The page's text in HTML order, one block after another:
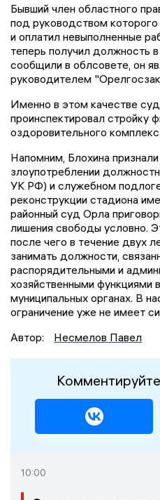
Бывший член областного
под руководством
и оплатил невыполненные
теперь получил должность
сообщили в облсовете, он
руководителем
Именно в этом качестве
проинспектировал стройку
оздоровительного
Напомним, Блохина
злоупотреблении
УК РФ) и служебном
реконструкции стадиона
районный суд Орла
лишения свободы условно.
после чего в течение двух
занимать должности,
распорядительными и
хозяйственными функциями
муниципальных органах. В
ограничение уже не имеет
Автор:
Несмелов Павел
10:00